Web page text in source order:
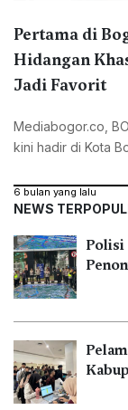
Pertama di
Hidangan
Jadi Favorit
Mediabogor.co,
kini hadir di Kota
6 bulan yang lalu
NEWS
Polisi